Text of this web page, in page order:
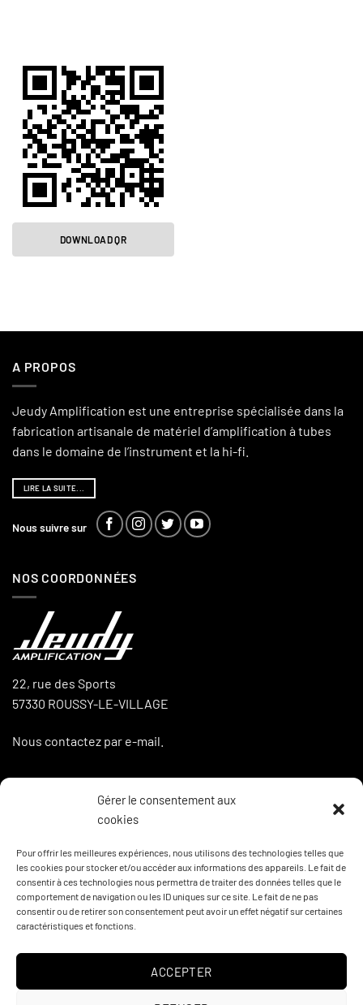
Gérer le consentement aux
cookies
Pour offrir les meilleures expériences, nous utilisons des technologies telles que
les cookies pour stocker et/ou accéder aux informations des appareils. Le fait de
consentir à ces technologies nous permettra de traiter des données telles que le
comportement de navigation ou les ID uniques sur ce site. Le fait de ne pas
consentir ou de retirer son consentement peut avoir un effet négatif sur certaines
caractéristiques et fonctions.
ACCEPTER
DOWNLOAD QR
A PROPOS
Jeudy Amplification est une entreprise spécialisée dans la
fabrication artisanale de matériel d’amplification à tubes
dans le domaine de l’instrument et la hi-fi.
LIRE LA SUITE...
Nous suivre sur
NOS COORDONNÉES
22, rue des Sports
57330 ROUSSY-LE-VILLAGE
Nous contactez par e-mail.
Boutique
Mon compte
Panier